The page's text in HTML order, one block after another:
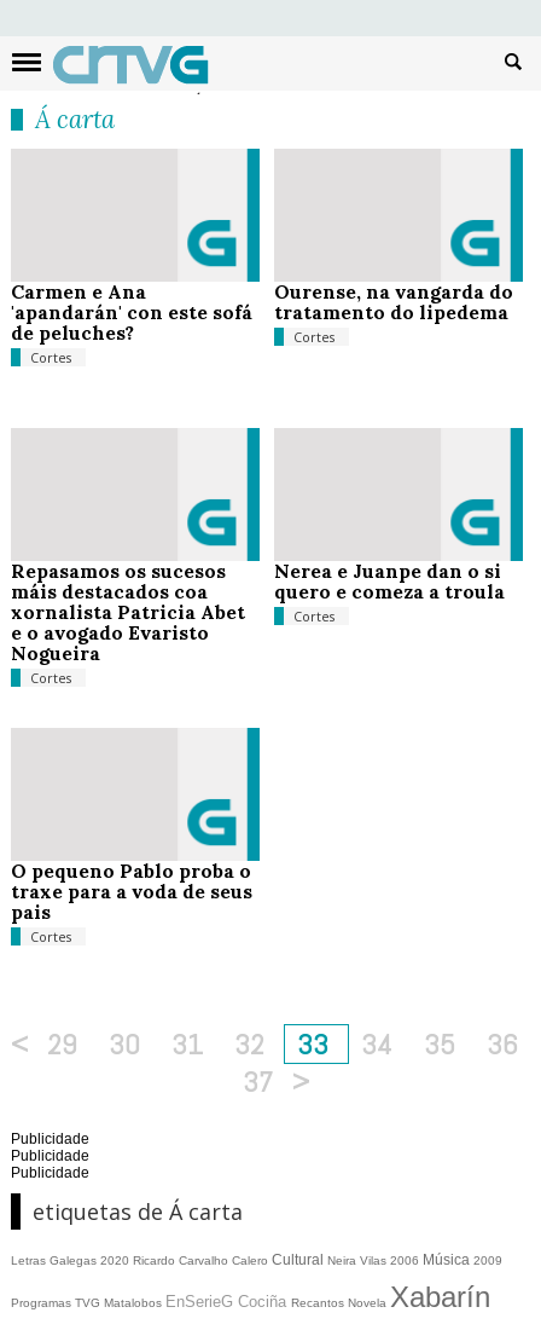
Á carta
Carmen e Ana
'apandarán' con este sofá
de peluches?
Cortes
Ourense, na vangarda do
tratamento do lipedema
Cortes
Repasamos os sucesos
máis destacados coa
xornalista Patricia Abet
e o avogado Evaristo
Nogueira
Cortes
Nerea e Juanpe dan o si
quero e comeza a troula
Cortes
O pequeno Pablo proba o
traxe para a voda de seus
pais
Cortes
< 29 30 31 32 33 34 35
36
37 >
Publicidade
Publicidade
Publicidade
etiquetas de Á carta
Letras Galegas 2020 Ricardo Carvalho Calero Cultural Neira Vilas 2006 Música 2009
Programas TVG Matalobos EnSerieG Cociña Recantos Novela Xabarín